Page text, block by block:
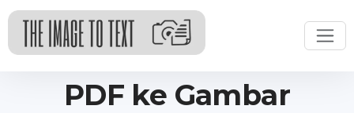
PDF ke Gambar